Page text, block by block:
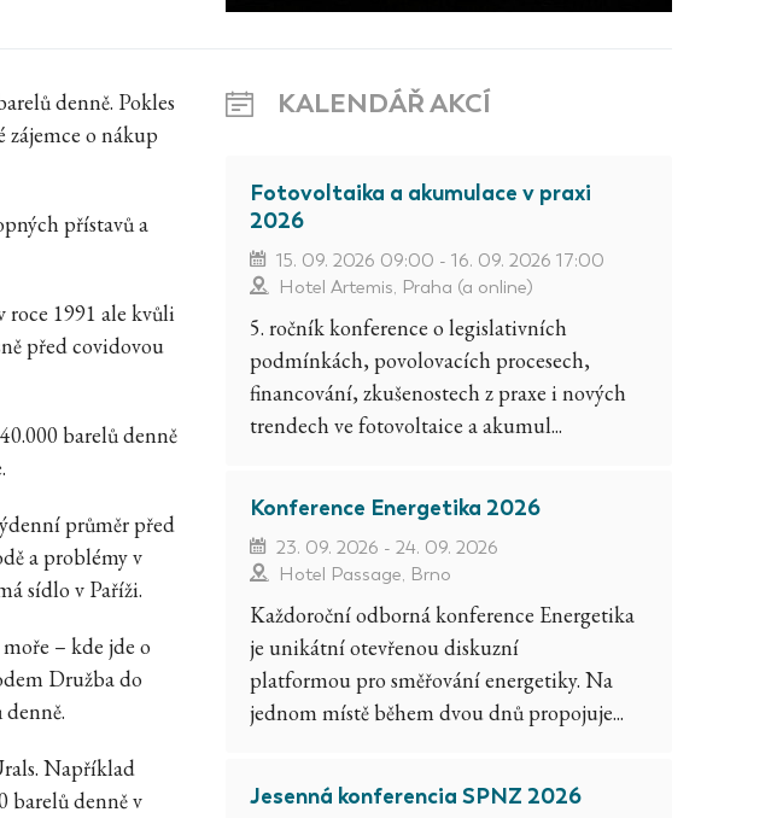
denně. Pokles
o nákup
přístavů a
roce 1991 ale kvůli
před covidovou
barelů denně
průměr před
a problémy v
sídlo v Paříži.
– kde jde o
Družba do
Například
barelů denně v
KALENDÁŘ AKCÍ
Fotovoltaika a akumulace v praxi
2026
15. 09. 2026 09:00 - 16. 09. 2026 17:00
Hotel Artemis, Praha (a online)
5. ročník konference o legislativních
podmínkách, povolovacích procesech,
financování, zkušenostech z praxe i nových
trendech ve fotovoltaice a akumul...
Konference Energetika 2026
23. 09. 2026 - 24. 09. 2026
Hotel Passage, Brno
Každoroční odborná konference Energetika
je unikátní otevřenou diskuzní
platformou pro směřování energetiky. Na
jednom místě během dvou dnů propojuje...
Jesenná konferencia SPNZ 2026